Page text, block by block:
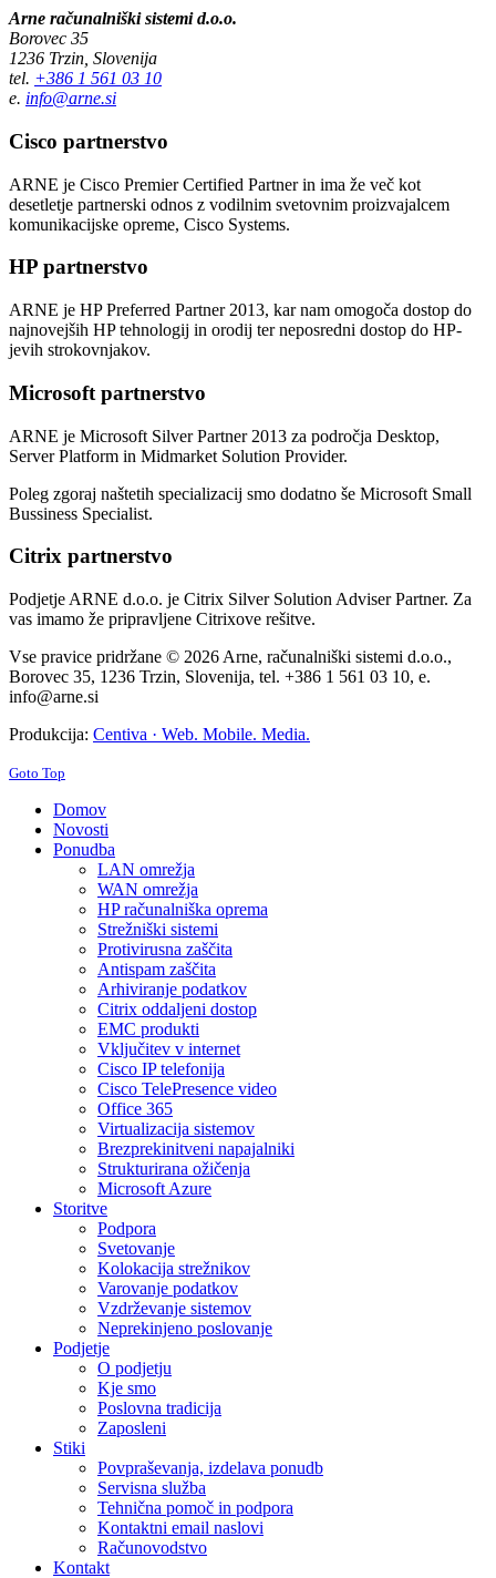
Arne računalniški sistemi d.o.o.
Borovec 35
1236 Trzin, Slovenija
tel. +386 1 561 03 10
e. info@arne.si
Cisco partnerstvo
ARNE je Cisco Premier Certified Partner in ima že več kot
desetletje partnerski odnos z vodilnim svetovnim proizvajalcem
komunikacijske opreme, Cisco Systems.
HP partnerstvo
ARNE je HP Preferred Partner 2013, kar nam omogoča dostop do
najnovejših HP tehnologij in orodij ter neposredni dostop do HP-
jevih strokovnjakov.
Microsoft partnerstvo
ARNE je Microsoft Silver Partner 2013 za področja Desktop,
Server Platform in Midmarket Solution Provider.
Poleg zgoraj naštetih specializacij smo dodatno še Microsoft Small
Bussiness Specialist.
Citrix partnerstvo
Podjetje ARNE d.o.o. je Citrix Silver Solution Adviser Partner. Za
vas imamo že pripravljene Citrixove rešitve.
Vse pravice pridržane © 2026 Arne, računalniški sistemi d.o.o.,
Borovec 35, 1236 Trzin, Slovenija, tel. +386 1 561 03 10, e.
info@arne.si
Produkcija: Centiva · Web. Mobile. Media.
Goto Top
Domov
Novosti
Ponudba
LAN omrežja
WAN omrežja
HP računalniška oprema
Strežniški sistemi
Protivirusna zaščita
Antispam zaščita
Arhiviranje podatkov
Citrix oddaljeni dostop
EMC produkti
Vključitev v internet
Cisco IP telefonija
Cisco TelePresence video
Office 365
Virtualizacija sistemov
Brezprekinitveni napajalniki
Strukturirana ožičenja
Microsoft Azure
Storitve
Podpora
Svetovanje
Kolokacija strežnikov
Varovanje podatkov
Vzdrževanje sistemov
Neprekinjeno poslovanje
Podjetje
O podjetju
Kje smo
Poslovna tradicija
Zaposleni
Stiki
Povpraševanja, izdelava ponudb
Servisna služba
Tehnična pomoč in podpora
Kontaktni email naslovi
Računovodstvo
Kontakt